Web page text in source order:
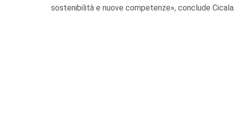
sostenibilità e nuove competenze», conclude Cicala.